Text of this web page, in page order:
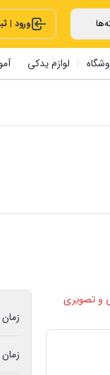
ورود |
لوازم یدکی
و تصویری
زمان